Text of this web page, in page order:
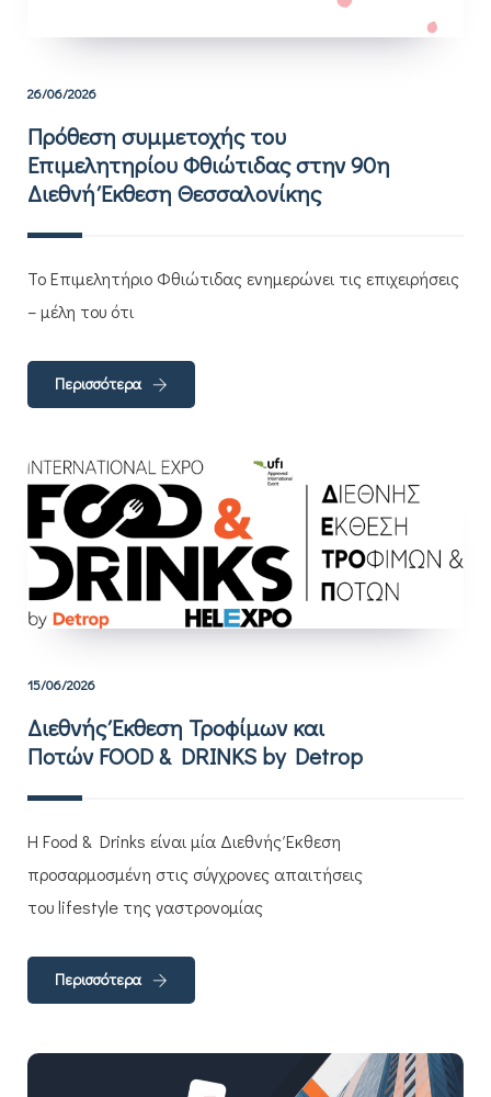
26/06/2026
Πρόθεση συμμετοχής του
Επιμελητηρίου Φθιώτιδας στην 90η
Διεθνή Έκθεση Θεσσαλονίκης
Το Επιμελητήριο Φθιώτιδας ενημερώνει τις επιχειρήσεις
– μέλη του ότι
Περισσότερα
15/06/2026
Διεθνής Έκθεση Τροφίμων και
Ποτών FOOD & DRINKS by Detrop
Η Food & Drinks είναι μία Διεθνής Έκθεση
προσαρμοσμένη στις σύγχρονες απαιτήσεις
του lifestyle της γαστρονομίας
Περισσότερα